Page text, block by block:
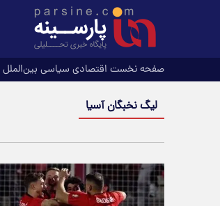
صفحه نخست اقتصادی سیاسی بین‌الملل
لیگ نخبگان آسیا